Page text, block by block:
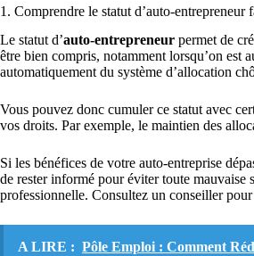
1. Comprendre le statut d’auto-entrepreneur
Le statut d’auto-entrepreneur permet de
être bien compris, notamment lorsqu’on est
automatiquement du système d’allocation
Vous pouvez donc cumuler ce statut avec
vos droits. Par exemple, le maintien des
Si les bénéfices de votre auto-entreprise
de rester informé pour éviter toute
professionnelle. Consultez un conseiller
A LIRE : Pôle Emploi : Comment